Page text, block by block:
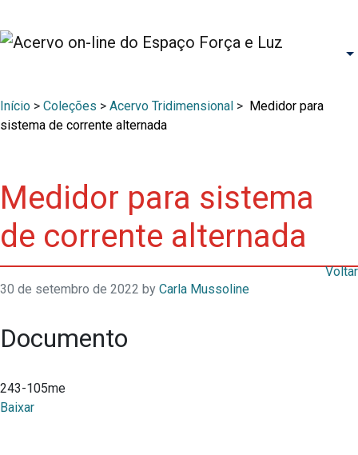
Início > Coleções > Acervo Tridimensional > Medidor para
sistema de corrente alternada
Medidor para sistema
de corrente alternada
Voltar
30 de setembro de 2022 by Carla Mussoline
Documento
243-105me
Baixar